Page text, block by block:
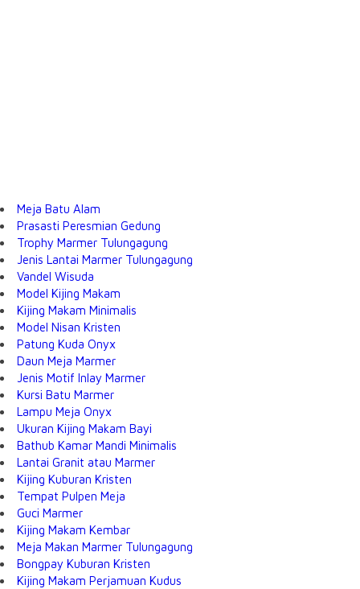
Meja Batu Alam
Prasasti Peresmian Gedung
Trophy Marmer Tulungagung
Jenis Lantai Marmer Tulungagung
Vandel Wisuda
Model Kijing Makam
Kijing Makam Minimalis
Model Nisan Kristen
Patung Kuda Onyx
Daun Meja Marmer
Jenis Motif Inlay Marmer
Kursi Batu Marmer
Lampu Meja Onyx
Ukuran Kijing Makam Bayi
Bathub Kamar Mandi Minimalis
Lantai Granit atau Marmer
Kijing Kuburan Kristen
Tempat Pulpen Meja
Guci Marmer
Kijing Makam Kembar
Meja Makan Marmer Tulungagung
Bongpay Kuburan Kristen
Kijing Makam Perjamuan Kudus